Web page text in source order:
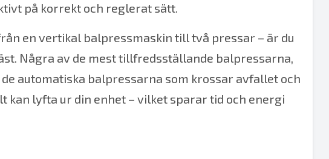
på korrekt och reglerat sätt.
en vertikal balpressmaskin tilltvå pressar – är du
Några av de mest tillfredsställande balpressarna,
automatiska balpressarna som krossar avfallet och
kan lyfta ur din enhet – vilket sparar tid och energi